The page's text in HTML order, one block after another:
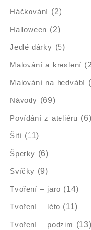
Háčkování (2)
Halloween (2)
Jedlé dárky (5)
Malování a kreslení
Malování na hedvábí
Návody (69)
Povídání z ateliéru (6)
Šití (11)
Šperky (6)
Svíčky (9)
Tvoření – jaro (14)
Tvoření – léto (11)
Tvoření – podzim (13)